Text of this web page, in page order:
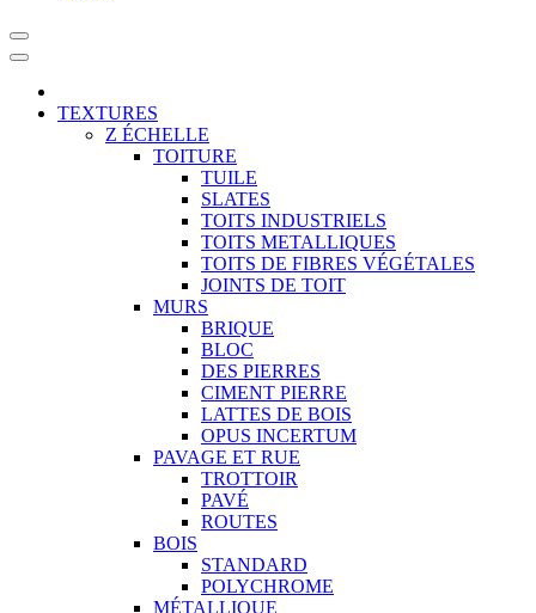
TEXTURES
Z ÉCHELLE
TOITURE
TUILE
SLATES
TOITS INDUSTRIELS
TOITS METALLIQUES
TOITS DE FIBRES VÉGÉTALES
JOINTS DE TOIT
MURS
BRIQUE
BLOC
DES PIERRES
CIMENT PIERRE
LATTES DE BOIS
OPUS INCERTUM
PAVAGE ET RUE
TROTTOIR
PAVÉ
ROUTES
BOIS
STANDARD
POLYCHROME
MÉTALLIQUE